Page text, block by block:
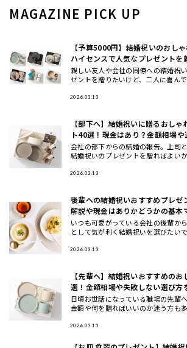
MAGAZINE PICK UP
【予算5000円】結婚祝いのおし
ハイセンスで人気なプレゼントを
親しい友人や会社の同僚への結婚祝
ゼントを贈りたいけど、二人に喜ん
るおすすめ
2026.03.13
【部下へ】結婚祝いに贈るおし
ト40選！現金はあり？金額相場
会社の部下からの結婚の報告。上司
結婚祝いのプレゼントを贈ればよい
ナーもありま
2026.03.13
後輩への結婚祝いおすすめプレゼ
解説や現金はありかどうかの基本
いつも可愛がっている会社の後輩か
として気が利く結婚祝いを選びたい
ナーがたくさ
2026.03.13
【先輩へ】結婚祝いおすすめの
選！金額相場や失敗しない選び方
日頃お世話になっている職場の先輩
金額や何を贈ればいいのか迷う方も
などのマナー
2026.03.13